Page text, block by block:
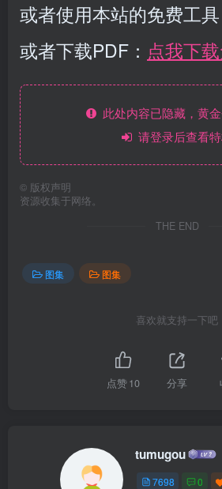
或者使用本站的免费工
或者下载PDF： 点我下
此处内容已隐藏，黄
请登录后查看
© 版权声明
资源收集于网络。
THE END
图集 图集
喜欢就支持一下吧
点赞10 分享
tumugou
7698 0